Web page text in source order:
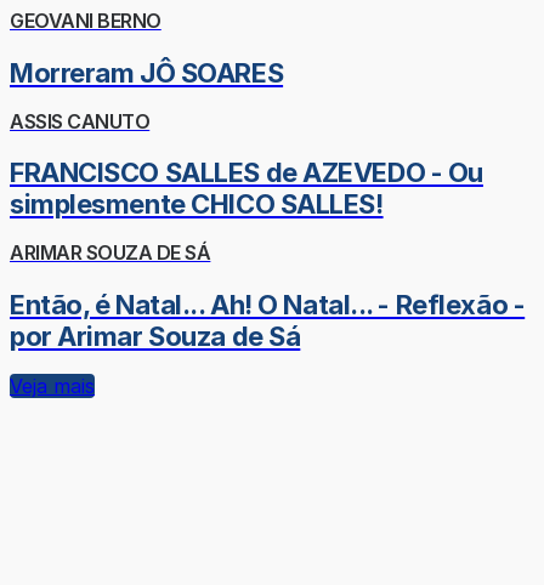
GEOVANI BERNO
Morreram JÔ SOARES
ASSIS CANUTO
FRANCISCO SALLES de AZEVEDO - Ou
simplesmente CHICO SALLES!
ARIMAR SOUZA DE SÁ
Então, é Natal... Ah! O Natal... - Reflexão -
por Arimar Souza de Sá
Veja mais